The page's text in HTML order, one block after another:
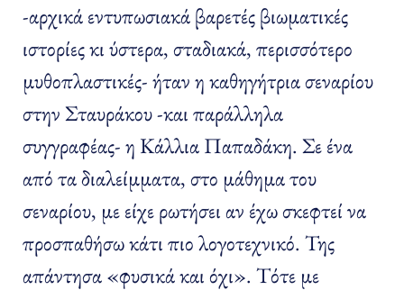
-αρχικά εντυπωσιακά βαρετές βιωματικές
ιστορίες κι ύστερα, σταδιακά, περισσότερο
μυθοπλαστικές- ήταν η καθηγήτρια σεναρίου
στην Σταυράκου -και παράλληλα
συγγραφέας- η Κάλλια Παπαδάκη. Σε ένα
από τα διαλείμματα, στο μάθημα του
σεναρίου, με είχε ρωτήσει αν έχω σκεφτεί να
προσπαθήσω κάτι πιο λογοτεχνικό. Της
απάντησα «φυσικά και όχι». Τότε με